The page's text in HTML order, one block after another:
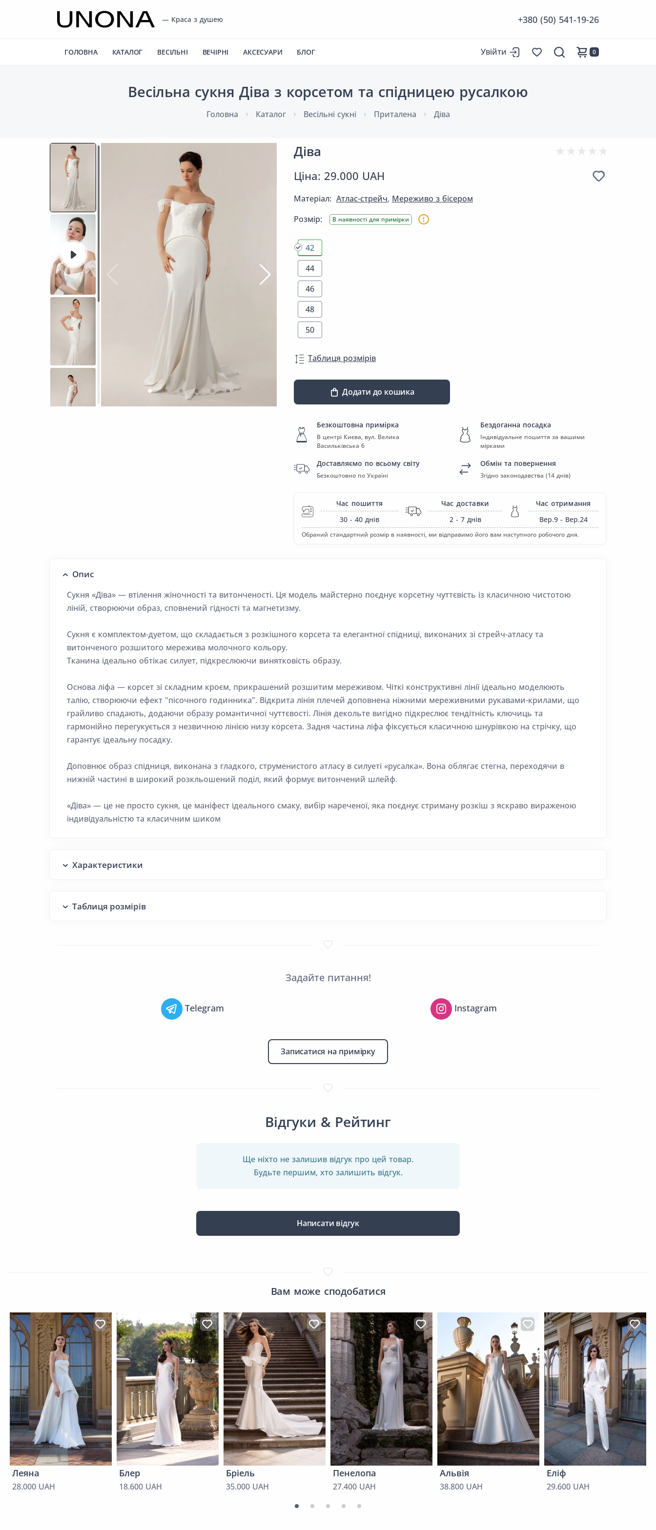
— Краса з душею +380 (50) 541-19-26
ГОЛОВНА КАТАЛОГ ВЕСІЛЬНІ ВЕЧІРНІ АКСЕСУАРИ БЛОГ Увійти 0
Весільна сукня Діва з корсетом та спідницею русалкою
Головна Каталог Весільні сукні Приталена Діва
Діва
Ціна: 29.000 UAH
Матеріал: Атлас-стрейч, Мереживо з бісером
Розмір:
В наявності для примірки
42
44
46
48
50
Таблиця розмірів
Додати до кошика
Безкоштовна примірка
В центрі Києва, вул. Велика
Васильківська 6
Бездоганна посадка
Індивідуальне пошиття за вашими
мірками
Доставляємо по всьому світу
Безкоштовно по Україні
Обмін та повернення
Згідно законодавства (14 днів)
Час пошиття
30 - 40 днів
Час доставки
2 - 7 днів
Час отримання
Вер.9 - Вер.24
Обраний стандартний розмір в наявності, ми відправимо його вам наступного робочого дня.
Опис
Сукня «Діва» — втілення жіночності та витонченості. Ця модель майстерно поєднує корсетну чуттєвість із класичною чистотою
ліній, створюючи образ, сповнений гідності та магнетизму.
Сукня є комплектом-дуетом, що складається з розкішного корсета та елегантної спідниці, виконаних зі стрейч-атласу та
витонченого розшитого мережива молочного кольору.
Тканина ідеально обтікає силует, підкреслюючи винятковість образу.
Основа ліфа — корсет зі складним кроєм, прикрашений розшитим мереживом. Чіткі конструктивні лінії ідеально моделюють
талію, створюючи ефект "пісочного годинника". Відкрита лінія плечей доповнена ніжними мереживними рукавами-крилами, що
грайливо спадають, додаючи образу романтичної чуттєвості. Лінія декольте вигідно підкреслює тендітність ключиць та
гармонійно перегукується з незвичною лінією низу корсета. Задня частина ліфа фіксується класичною шнурівкою на стрічку, що
гарантує ідеальну посадку.
Доповнює образ спідниця, виконана з гладкого, струменистого атласу в силуеті «русалка». Вона облягає стегна, переходячи в
нижній частині в широкий розкльошений поділ, який формує витончений шлейф.
«Діва» — це не просто сукня, це маніфест ідеального смаку, вибір нареченої, яка поєднує стриману розкіш з яскраво вираженою
індивідуальністю та класичним шиком
Характеристики
Таблиця розмірів
Задайте питання!
Telegram Instagram
Записатися на примірку
Відгуки & Рейтинг
Ще ніхто не залишив відгук про цей товар.
Будьте першим, хто залишить відгук.
Написати відгук
Вам може сподобатися
Леяна
28.000 UAH
Блер
18.600 UAH
Бріель
35.000 UAH
Пенелопа
27.400 UAH
Альвія
38.800 UAH
Еліф
29.600 UAH